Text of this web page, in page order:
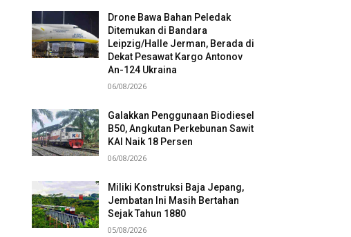
Drone Bawa Bahan Peledak
Ditemukan di Bandara
Leipzig/Halle Jerman, Berada di
Dekat Pesawat Kargo Antonov
An-124 Ukraina
06/08/2026
Galakkan Penggunaan Biodiesel
B50, Angkutan Perkebunan Sawit
KAI Naik 18 Persen
06/08/2026
Miliki Konstruksi Baja Jepang,
Jembatan Ini Masih Bertahan
Sejak Tahun 1880
05/08/2026